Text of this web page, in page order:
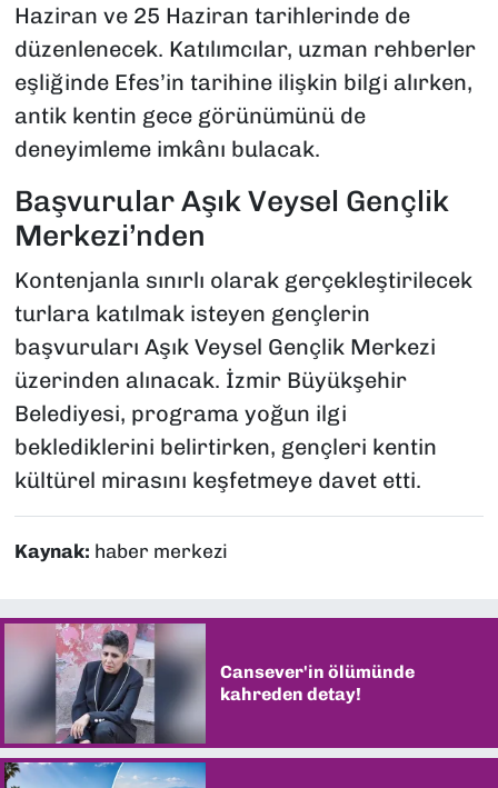
Haziran ve 25 Haziran tarihlerinde de
düzenlenecek. Katılımcılar, uzman rehberler
eşliğinde Efes’in tarihine ilişkin bilgi alırken,
antik kentin gece görünümünü de
deneyimleme imkânı bulacak.
Başvurular Aşık Veysel Gençlik
Merkezi’nden
Kontenjanla sınırlı olarak gerçekleştirilecek
turlara katılmak isteyen gençlerin
başvuruları Aşık Veysel Gençlik Merkezi
üzerinden alınacak. İzmir Büyükşehir
Belediyesi, programa yoğun ilgi
beklediklerini belirtirken, gençleri kentin
kültürel mirasını keşfetmeye davet etti.
Kaynak: haber merkezi
Cansever'in ölümünde
kahreden detay!